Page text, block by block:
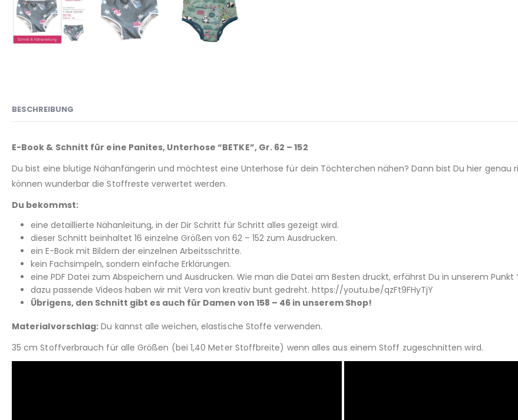
BESCHREIBUNG
E-Book & Schnitt für eine Panites, Unterhose “BETKE”, Gr. 62 – 152
Du bist eine blutige Nähanfängerin und möchtest eine Unterhose für dein Töchterchen nähen? Dann bist Du hier genau
können wunderbar die Stoffreste verwertet werden.
Du bekommst:
eine detaillierte Nähanleitung, in der Dir Schritt für Schritt alles gezeigt wird.
dieser Schnitt beinhaltet 16 einzelne Größen von 62 – 152 zum Ausdrucken.
ein E-Book mit Bildern der einzelnen Arbeitsschritte.
kein Fachsimpeln, sondern einfache Erklärungen.
eine PDF Datei zum Abspeichern und Ausdrucken. Wie man die Datei am Besten druckt, erfährst Du in unserem Punkt
dazu passende Videos haben wir mit Vera von kreativ bunt gedreht. https://youtu.be/qzFt9FHyTjY
Übrigens, den Schnitt gibt es auch für Damen von 158 – 46 in unserem Shop!
Materialvorschlag: Du kannst alle weichen, elastische Stoffe verwenden.
35 cm Stoffverbrauch für alle Größen (bei 1,40 Meter Stoffbreite) wenn alles aus einem Stoff zugeschnitten wird.